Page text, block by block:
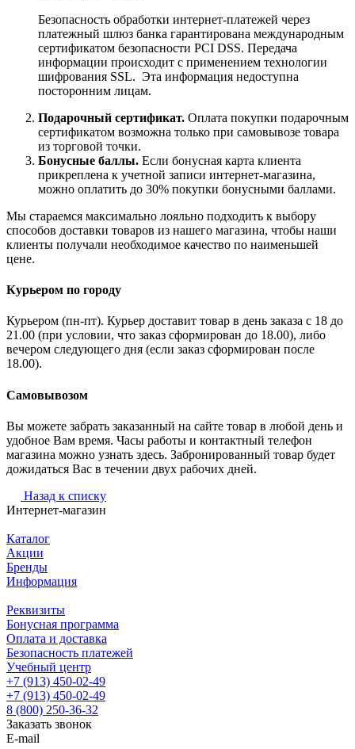
Безопасность обработки интернет-платежей через
платежный шлюз банка гарантирована международным
сертификатом безопасности PCI DSS. Передача
информации происходит с применением технологии
шифрования SSL. Эта информация недоступна
посторонним лицам.
Подарочный сертификат. Оплата покупки подарочным
сертификатом возможна только при самовывозе товара
из торговой точки.
Бонусные баллы. Если бонусная карта клиента
прикреплена к учетной записи интернет-магазина,
можно оплатить до 30% покупки бонусными баллами.
Мы стараемся максимально лояльно подходить к выбору
способов доставки товаров из нашего магазина, чтобы наши
клиенты получали необходимое качество по наименьшей
цене.
Курьером по городу
Курьером (пн-пт). Курьер доставит товар в день заказа с 18 до
21.00 (при условии, что заказ сформирован до 18.00), либо
вечером следующего дня (если заказ сформирован после
18.00).
Самовывозом
Вы можете забрать заказанный на сайте товар в любой день и
удобное Вам время. Часы работы и контактный телефон
магазина можно узнать здесь. Забронированный товар будет
дожидаться Вас в течении двух рабочих дней.
Назад к списку
Интернет-магазин
Каталог
Акции
Бренды
Информация
Реквизиты
Бонусная программа
Оплата и доставка
Безопасность платежей
Учебный центр
+7 (913) 450-02-49
+7 (913) 450-02-49
8 (800) 250-36-32
Заказать звонок
E-mail